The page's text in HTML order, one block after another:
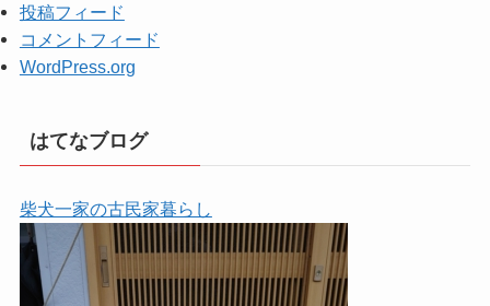
投稿フィード
コメントフィード
WordPress.org
はてなブログ
柴犬一家の古民家暮らし